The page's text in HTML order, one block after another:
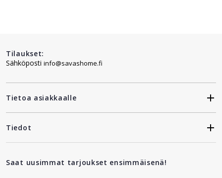
Tilaukset:
Sähköposti info@savashome.fi
Tietoa asiakkaalle
Tiedot
Saat uusimmat tarjoukset ensimmäisenä!